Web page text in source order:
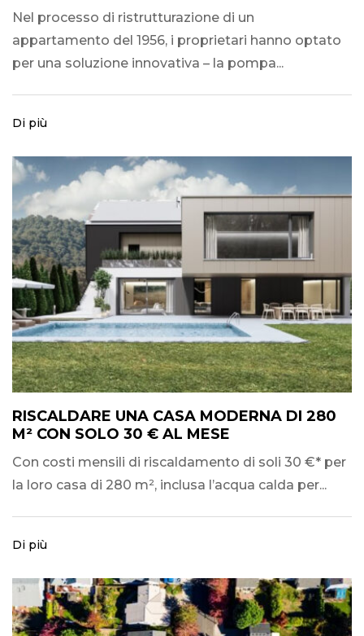
Nel processo di ristrutturazione di un
appartamento del 1956, i proprietari hanno optato
per una soluzione innovativa – la pompa...
Di più
RISCALDARE UNA CASA MODERNA DI 280
M² CON SOLO 30 € AL MESE
Con costi mensili di riscaldamento di soli 30 €* per
la loro casa di 280 m², inclusa l’acqua calda per...
Di più